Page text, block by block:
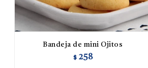
Bandeja de mini Ojitos
$ 258